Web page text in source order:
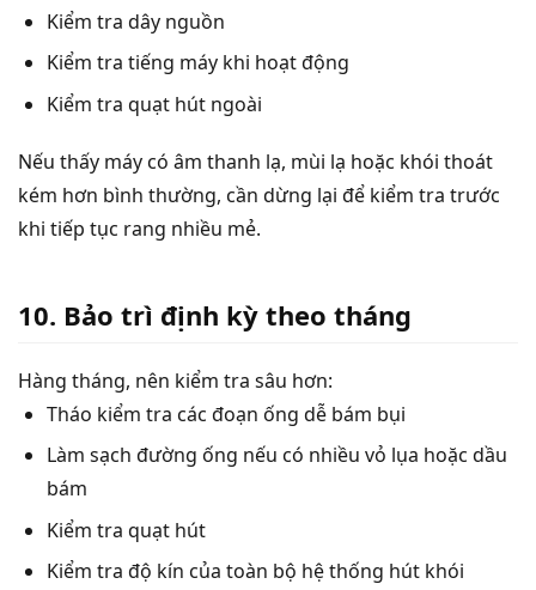
Kiểm tra dây nguồn
Kiểm tra tiếng máy khi hoạt động
Kiểm tra quạt hút ngoài
Nếu thấy máy có âm thanh lạ, mùi lạ hoặc khói thoát
kém hơn bình thường, cần dừng lại để kiểm tra trước
khi tiếp tục rang nhiều mẻ.
10. Bảo trì định kỳ theo tháng
Hàng tháng, nên kiểm tra sâu hơn:
Tháo kiểm tra các đoạn ống dễ bám bụi
Làm sạch đường ống nếu có nhiều vỏ lụa hoặc dầu
bám
Kiểm tra quạt hút
Kiểm tra độ kín của toàn bộ hệ thống hút khói